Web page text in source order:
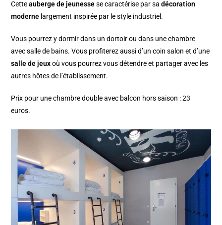
Cetteauberge de jeunessese caractérise par sadécoration
moderne largement inspirée par le style industriel.
Vous pourrez y dormir dans un dortoir ou dans une chambre
avec salle de bains. Vous profiterez aussi d’un coin salon et d’une
salle de jeuxoù vous pourrez vous détendre et partager avec les
autres hôtes de l’établissement.
Prix pour une chambre double avec balcon hors saison : 23
euros.